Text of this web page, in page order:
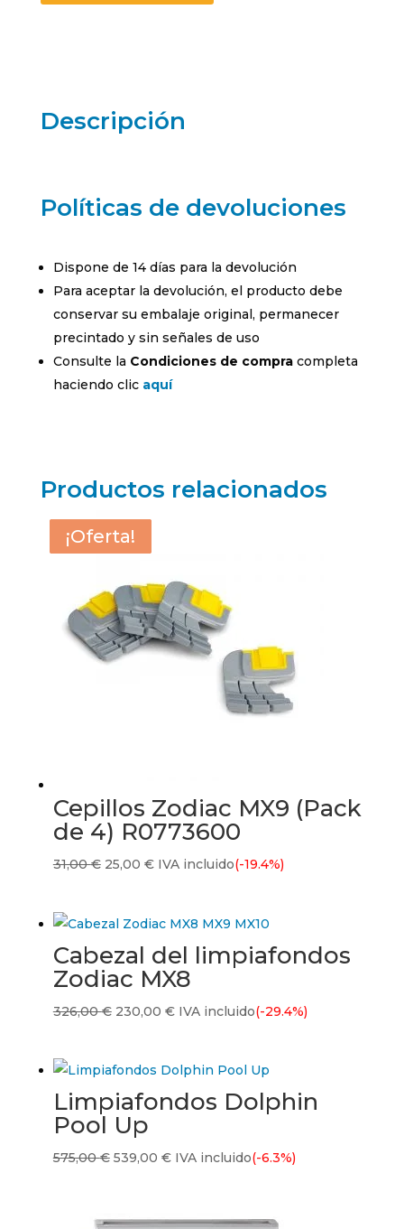
Descripción
Políticas de devoluciones
Dispone de 14 días para la devolución
Para aceptar la devolución, el producto debe
conservar su embalaje original, permanecer
precintado y sin señales de uso
Consulte la Condiciones de compracompleta
haciendo clic aquí
Productos relacionados
¡Oferta!
Cepillos Zodiac MX9 (Pack
de 4) R0773600
31,00€ El
era:
31,00 €.
25,00 €El
es:
25,00 €.
IVA incluido(-19.4%)
¡Oferta!
Cabezal del limpiafondos
Zodiac MX8
326,00€ El
326,00 €.
230,00 €El
es:
230,00 €.
IVA incluido(-29.4%)
¡Oferta!
Limpiafondos Dolphin
Pool Up
575,00€ El
539,00 €ElIVA incluido(-6.3%)
¡Oferta!